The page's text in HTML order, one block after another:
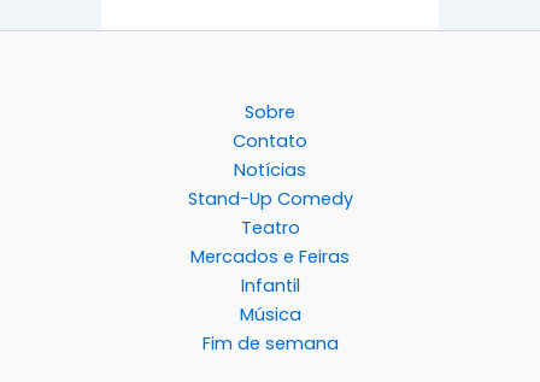
Sobre
Contato
Notícias
Stand-Up Comedy
Teatro
Mercados e Feiras
Infantil
Música
Fim de semana